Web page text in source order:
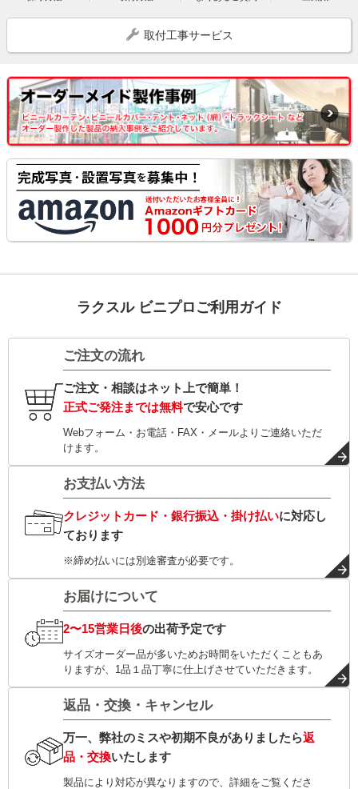
取付工事サービス
ラクスル ビニプロご利用ガイド
ご注文の流れ
ご注文・相談はネット上で簡単！
正式ご発注までは無料で安心です
Webフォーム・お電話・FAX・メールよりご連絡いただ
けます。
お支払い方法
クレジットカード・銀行振込・掛け払いに対応し
ております
※締め払いには別途審査が必要です。
お届けについて
2〜15営業日後の出荷予定です
サイズオーダー品が多いためお時間をいただくこともあ
りますが、1品１品丁寧に仕上げさせていただきます。
返品・交換・キャンセル
万一、弊社のミスや初期不良がありましたら返
品・交換いたします
製品により対応が異なりますので、詳細をご覧くださ